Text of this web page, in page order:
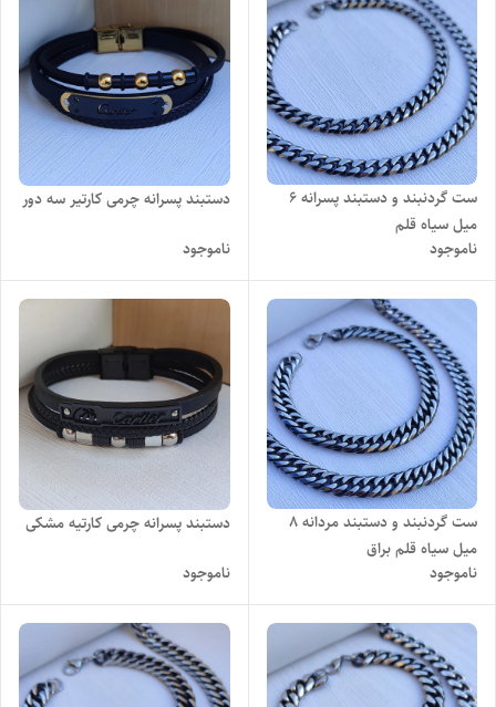
ست گردنبند و دستبند پسرانه ۶
میل سیاه قلم
ناموجود
دستبند پسرانه چرمی کارتیر سه دور
ناموجود
ست گردنبند و دستبند مردانه ۸
میل سیاه قلم براق
ناموجود
دستبند پسرانه چرمی کارتیه مشکی
ناموجود